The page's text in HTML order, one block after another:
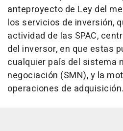
anteproyecto de Ley del
los servicios de inversión,
actividad de las SPAC,
del inversor, en que estas
cualquier país del sistema
negociación (SMN), y la
operaciones de adquisición.